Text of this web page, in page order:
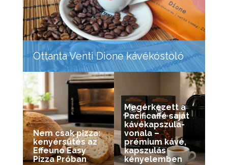
Ottanta Venti Dione kávékóstoló
Nem csak pizza:
kenyérsütés az
Effeuno Easy
Pizza Próban
Megérkezett a
Pacificaffé saját
kávékapszula-
vonala –
prémium kávé,
kapszulás
kényelemben